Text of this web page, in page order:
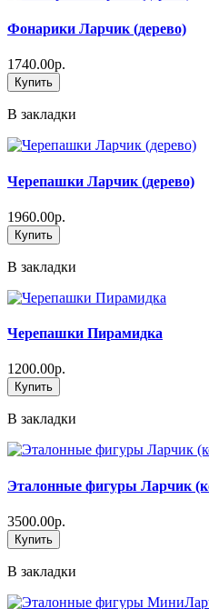
Фонарики Ларчик (дерево)
1740.00р.
Купить
В закладки
Черепашки Ларчик (дерево)
1960.00р.
Купить
В закладки
Черепашки Пирамидка
1200.00р.
Купить
В закладки
Эталонные фигуры Ларчик
3500.00р.
Купить
В закладки